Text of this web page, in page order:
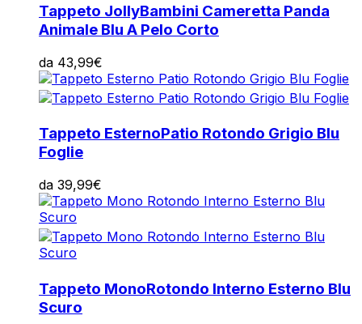
Tappeto JollyBambini Cameretta Panda
Animale Blu A Pelo Corto
da 43,99€
Tappeto EsternoPatio Rotondo Grigio Blu
Foglie
da 39,99€
Tappeto MonoRotondo Interno Esterno Blu
Scuro